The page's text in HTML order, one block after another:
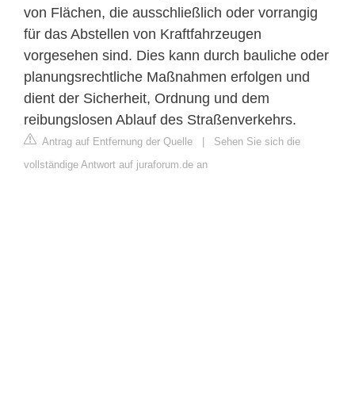
von Flächen, die ausschließlich oder vorrangig
für das Abstellen von Kraftfahrzeugen
vorgesehen sind. Dies kann durch bauliche oder
planungsrechtliche Maßnahmen erfolgen und
dient der Sicherheit, Ordnung und dem
reibungslosen Ablauf des Straßenverkehrs.
Antrag auf Entfernung der Quelle | Sehen Sie sich die
vollständige Antwort auf juraforum.de an